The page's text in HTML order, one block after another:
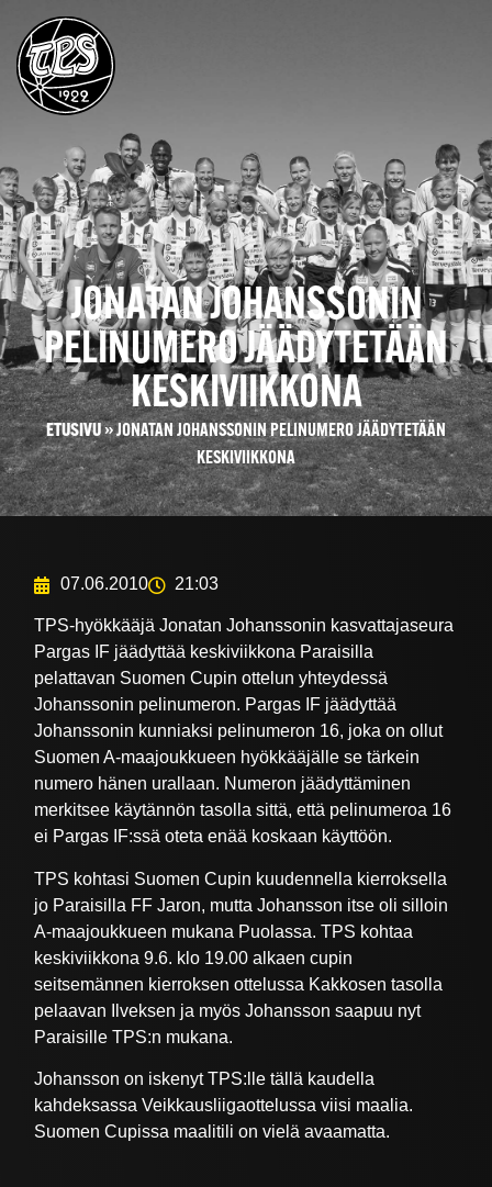
JONATAN JOHANSSONIN
PELINUMERO JÄÄDYTETÄÄN
KESKIVIIKKONA
ETUSIVU»JONATAN JOHANSSONIN PELINUMERO JÄÄDYTETÄÄN
KESKIVIIKKONA
07.06.2010 21:03
TPS-hyökkääjä Jonatan Johanssonin kasvattajaseura
Pargas IF jäädyttää keskiviikkona Paraisilla
pelattavan Suomen Cupin ottelun yhteydessä
Johanssonin pelinumeron. Pargas IF jäädyttää
Johanssonin kunniaksi pelinumeron 16, joka on ollut
Suomen A-maajoukkueen hyökkääjälle se tärkein
numero hänen urallaan. Numeron jäädyttäminen
merkitsee käytännön tasolla sittä, että pelinumeroa 16
ei Pargas IF:ssä oteta enää koskaan käyttöön.
TPS kohtasi Suomen Cupin kuudennella kierroksella
jo Paraisilla FF Jaron, mutta Johansson itse oli silloin
A-maajoukkueen mukana Puolassa. TPS kohtaa
keskiviikkona 9.6. klo 19.00 alkaen cupin
seitsemännen kierroksen ottelussa Kakkosen tasolla
pelaavan Ilveksen ja myös Johansson saapuu nyt
Paraisille TPS:n mukana.
Johansson on iskenyt TPS:lle tällä kaudella
kahdeksassa Veikkausliigaottelussa viisi maalia.
Suomen Cupissa maalitili on vielä avaamatta.